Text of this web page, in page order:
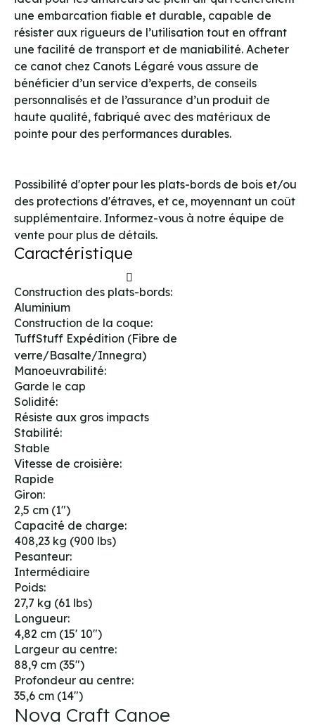
une embarcation fiable et durable, capable de
résister aux rigueurs de l’utilisation tout en offrant
une facilité de transport et de maniabilité. Acheter
ce canot chez Canots Légaré vous assure de
bénéficier d’un service d’experts, de conseils
personnalisés et de l’assurance d’un produit de
haute qualité, fabriqué avec des matériaux de
pointe pour des performances durables.
Possibilité d'opter pour les plats-bords de bois et/ou
des protections d'étraves, et ce, moyennant un coût
supplémentaire. Informez-vous à notre équipe de
vente pour plus de détails.
Caractéristique
Construction des plats-bords:
Aluminium
Construction de la coque:
TuffStuff Expédition (Fibre de
verre/Basalte/Innegra)
Manoeuvrabilité:
Garde le cap
Solidité:
Résiste aux gros impacts
Stabilité:
Stable
Vitesse de croisière:
Rapide
Giron:
2,5 cm (1")
Capacité de charge:
408,23 kg (900 lbs)
Pesanteur:
Intermédiaire
Poids:
27,7 kg (61 lbs)
Longueur:
4,82 cm (15' 10")
Largeur au centre:
88,9 cm (35")
Profondeur au centre:
35,6 cm (14")
Nova Craft Canoe